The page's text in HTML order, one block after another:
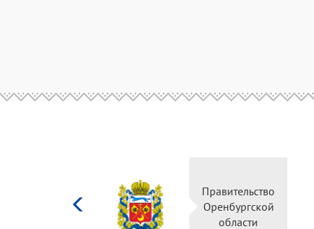
Министерство
культуры
Российской